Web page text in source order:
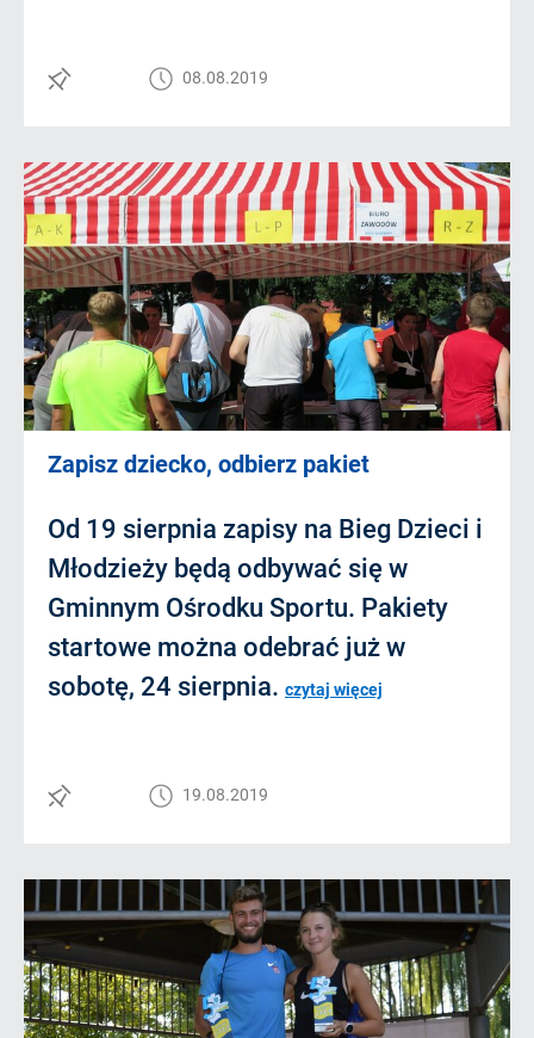
08.08.2019
Zapisz dziecko, odbierz pakiet
Od 19 sierpnia zapisy na Bieg Dzieci i
Młodzieży będą odbywać się w
Gminnym Ośrodku Sportu. Pakiety
startowe można odebrać już w
sobotę, 24 sierpnia. czytaj więcej
19.08.2019